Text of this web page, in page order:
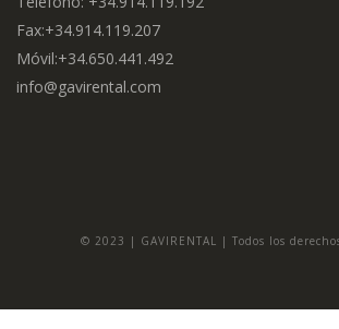
Fax:+34.914.119.207
Móvil:+34.650.441.492
info@gavirental.com
© 2023 | GAVIRENTAL | Todos los